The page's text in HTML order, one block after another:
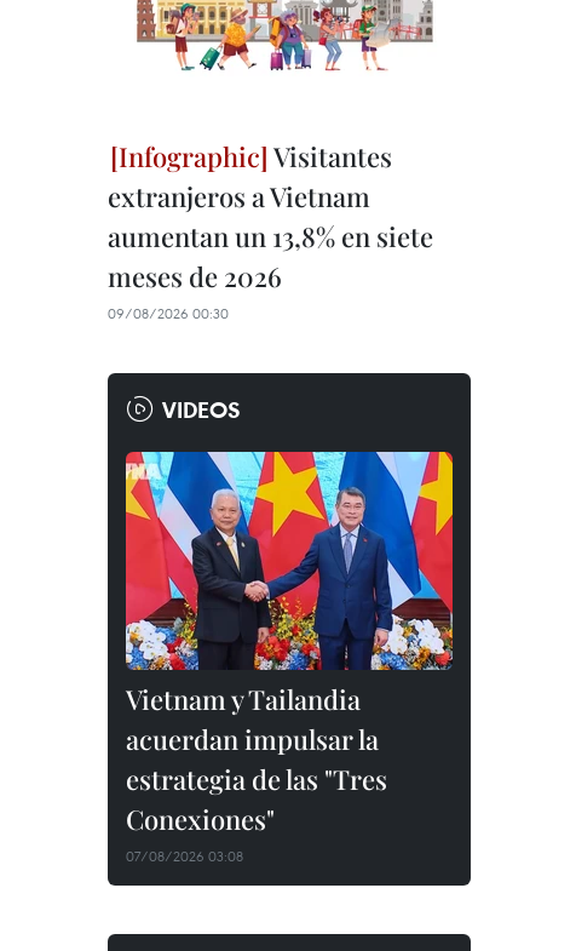
Visitantes
extranjeros a Vietnam
aumentan un 13,8% en siete
meses de 2026
09/08/2026 00:30
VIDEOS
Vietnam y Tailandia
acuerdan impulsar la
estrategia de las "Tres
Conexiones"
07/08/2026 03:08